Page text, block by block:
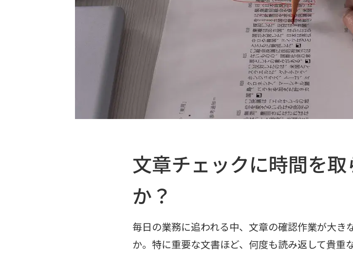
文章チェックに時間を
か？
毎日の業務に追われる中、文章の確認作業が大き
か。特に重要な文書ほど、何度も読み返して貴重